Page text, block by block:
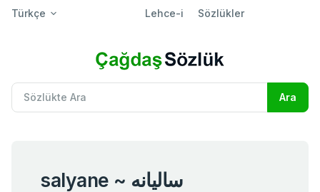
Türkçe Lehce-i Sözlükler
salyane ~ ساليانه